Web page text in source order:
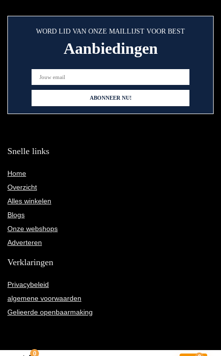
0
WORD LID VAN ONZE MAILLIJST VOOR BEST
Aanbiedingen
Snelle links
Home
Overzicht
Alles winkelen
Blogs
Onze webshops
Adverteren
Verklaringen
Privacybeleid
algemene voorwaarden
Gelieerde openbaarmaking